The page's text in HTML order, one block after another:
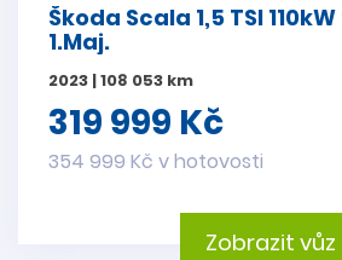
Škoda Scala 1,5 TSI
1.Maj.
2023 | 108 053 km
319 999 Kč
354 999 Kč v hotovosti
Zobrazit vůz